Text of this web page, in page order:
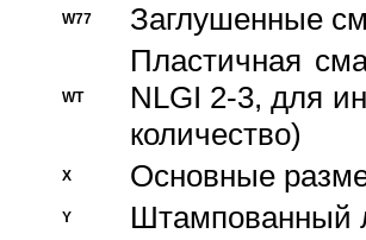
W77 Заглушенные
WT
Пластичная
NLGI 2-3, для
количество)
X Основные
Y Штампованный